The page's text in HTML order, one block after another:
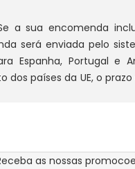
a sua encomenda
será enviada pelo
Espanha, Portugal e
dos países da UE, o
De Ofertas
as nossas